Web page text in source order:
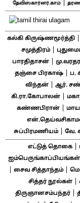
தேவிஸ்கார்னர்.காம்
கல்கி கிருஷ்ணமூர்த்தி|
சமுத்திரம்|
பாரதிதாசன்
தஞ்சை பிரகாஷ்| ப.
விந்தன்| ஆர்.
கி.ரா.கோபாலன்
கண்ணபிரான்|
சுப்பிரமணியம்| வே.
எட்டுத் தொகை|
ஐம்பெருங்காப்பியங்கள்
சைவ சித்தாந்தம்|
சித்தர் நூல்கள்|
திருஞானசம்பந்தர்|